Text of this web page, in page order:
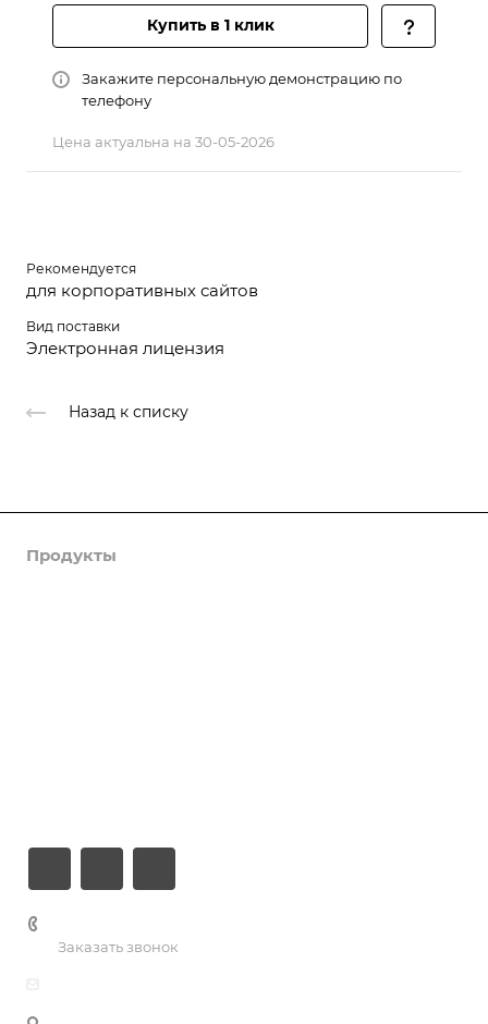
Купить в 1 клик
Закажите персональную демонстрацию по
телефону
Цена актуальна на 30-05-2026
Рекомендуется
для корпоративных сайтов
Вид поставки
Электронная лицензия
Назад к списку
Продукты
Заказать звонок